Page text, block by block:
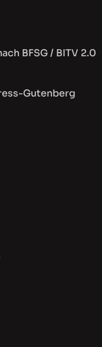
BFSG / BITV 2.0
Gutenberg